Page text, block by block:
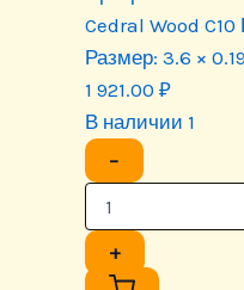
Cedral Wood
Размер: 3.6 ×
1 921.00 ₽
В наличии 1
−
+